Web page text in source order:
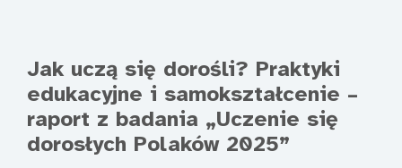
Jak uczą się dorośli? Praktyki
edukacyjne i samokształcenie –
raport z badania „Uczenie się
dorosłych Polaków 2025”